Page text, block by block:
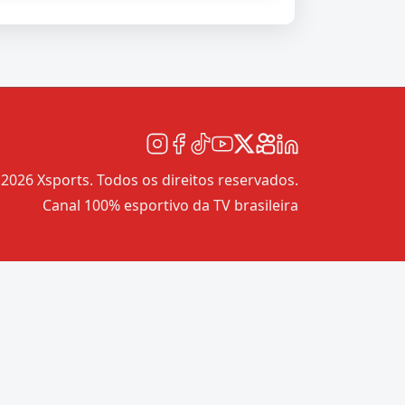
Xsports. Todos os direitos reservados.
Canal 100% esportivo da TV brasileira